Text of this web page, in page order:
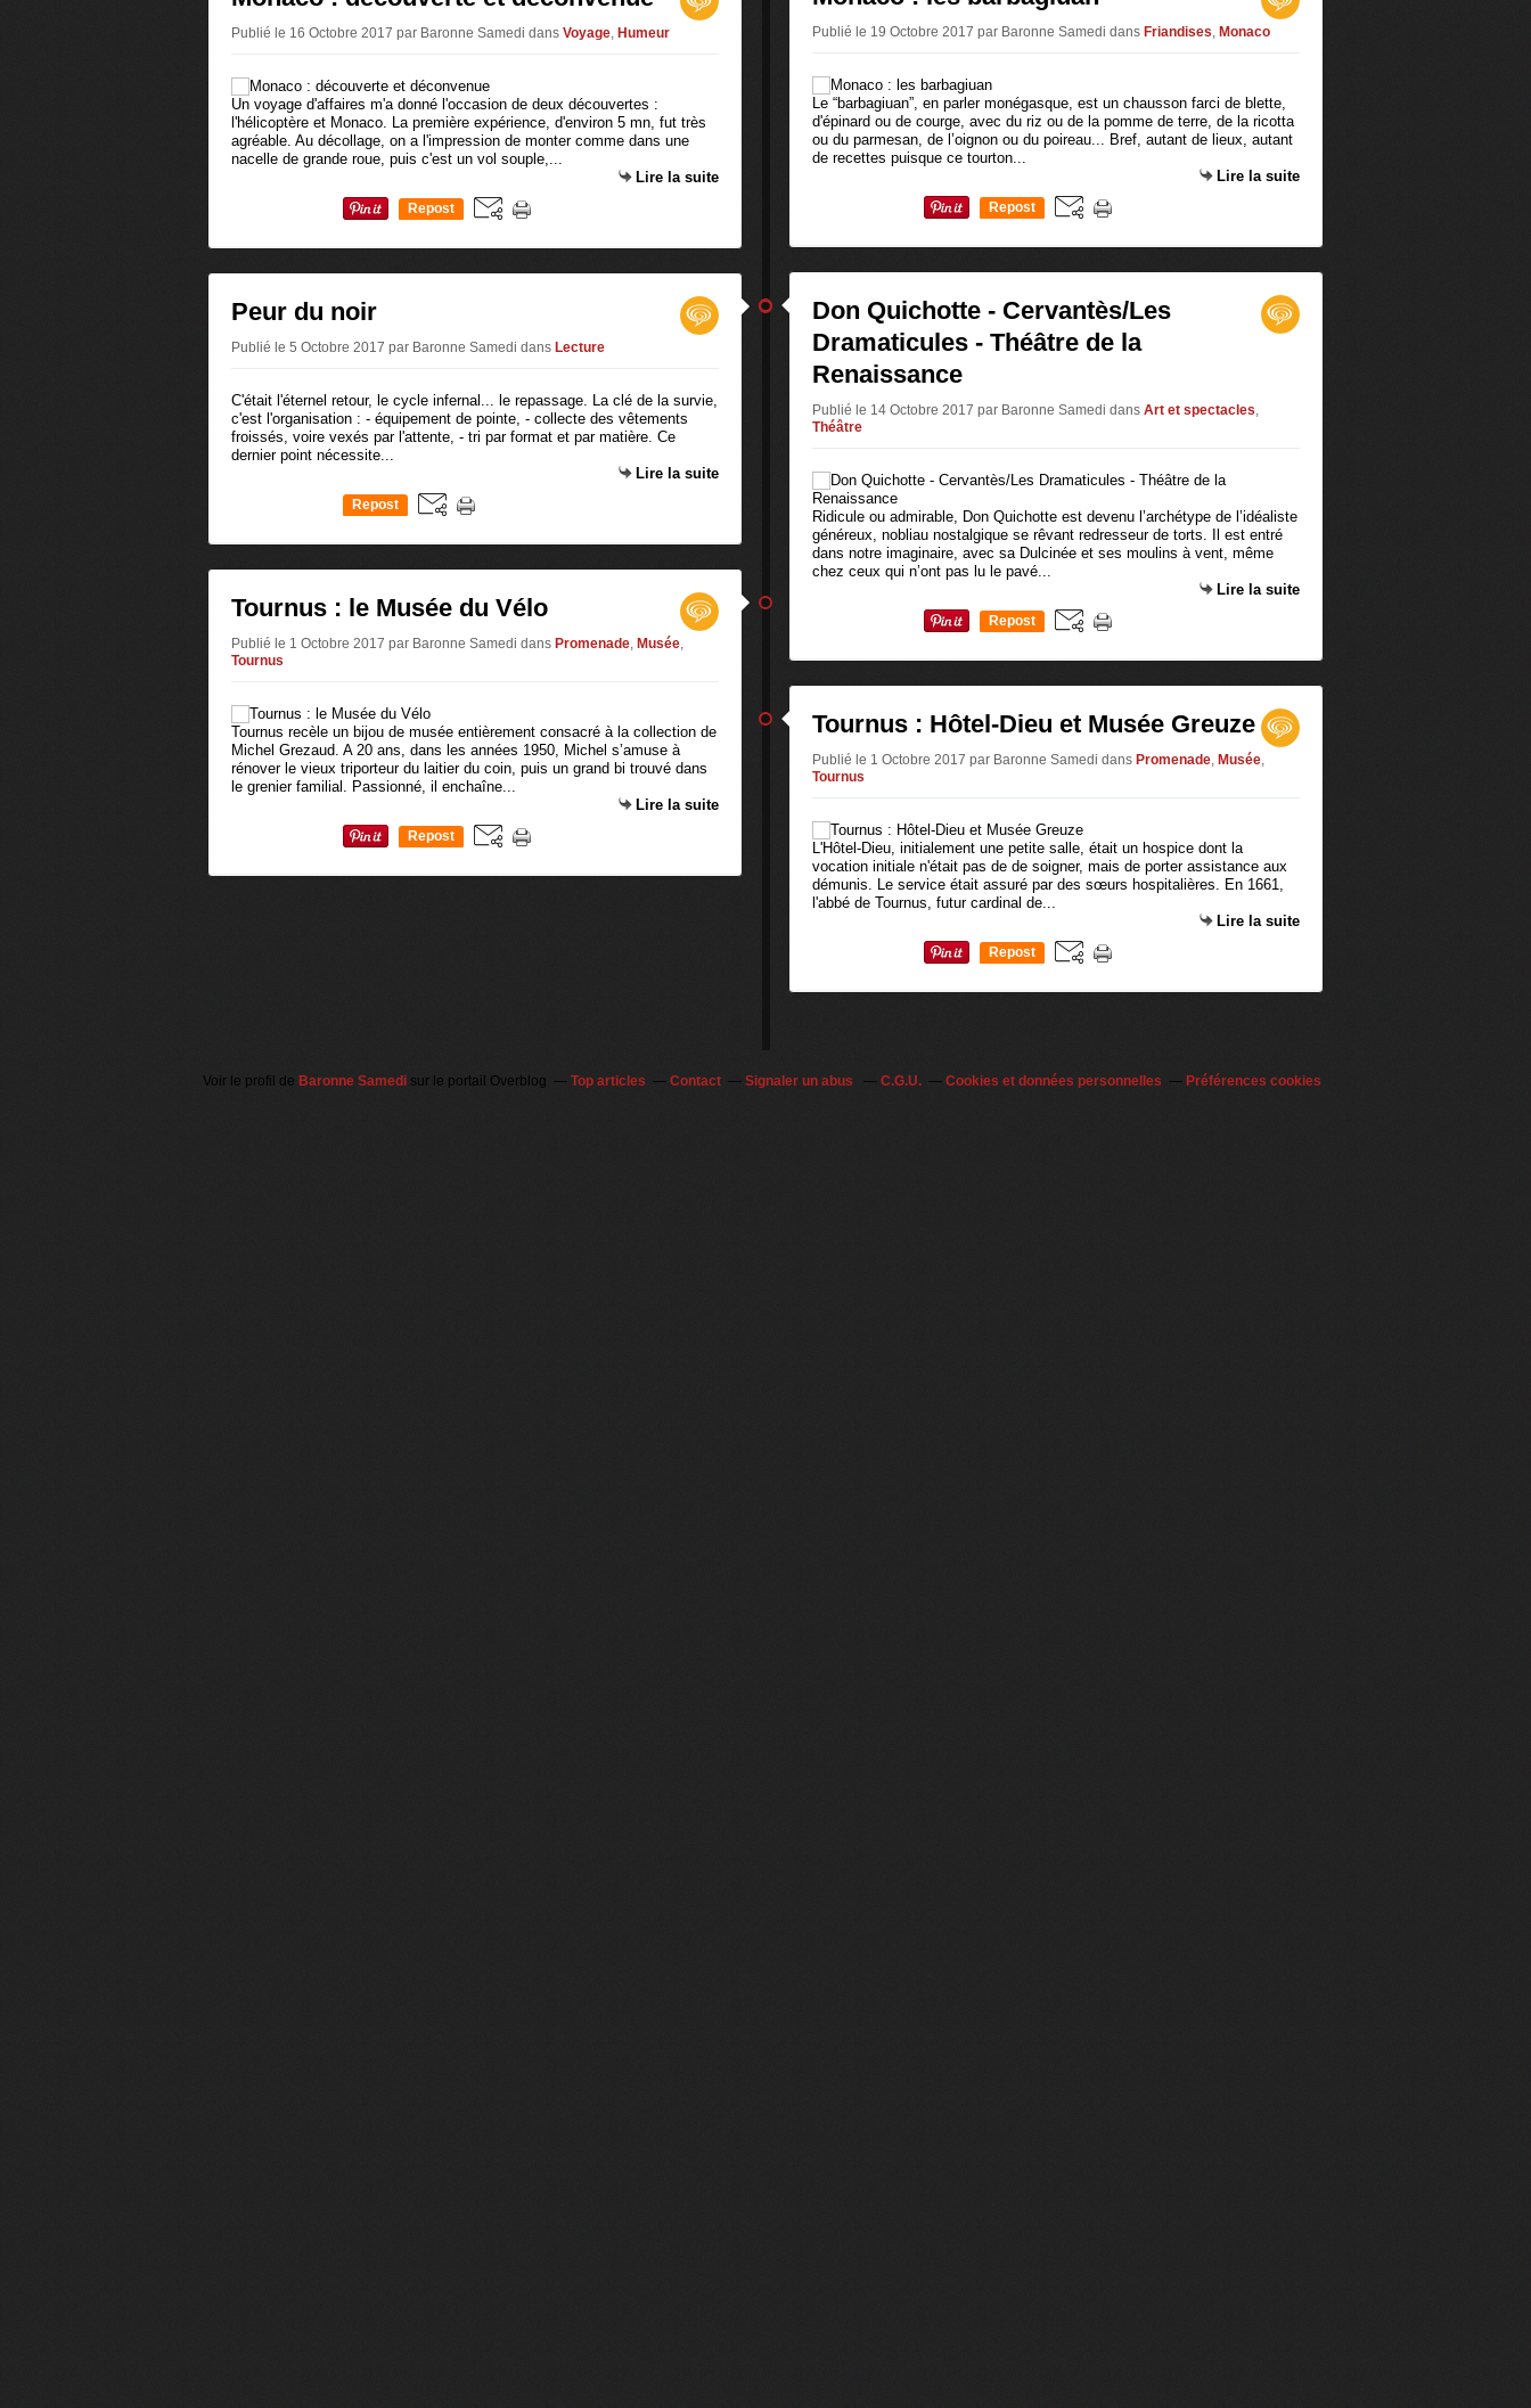
Publié le 16 Octobre 2017 par Baronne Samedi dans Voyage, Humeur
Un voyage d'affaires m'a donné l'occasion de deux découvertes :
l'hélicoptère et Monaco. La première expérience, d'environ 5 mn, fut très
agréable. Au décollage, on a l'impression de monter comme dans une
nacelle de grande roue, puis c'est un vol souple,...
Lire la suite
Repost
Peur du noir
Publié le 5 Octobre 2017 par Baronne Samedi dans Lecture
C'était l'éternel retour, le cycle infernal... le repassage. La clé de la survie,
c'est l'organisation : - équipement de pointe, - collecte des vêtements
froissés, voire vexés par l'attente, - tri par format et par matière. Ce
dernier point nécessite...
Lire la suite
Repost
Tournus : le Musée du Vélo
Publié le 1 Octobre 2017 par Baronne Samedi dans Promenade, Musée,
Tournus
Tournus recèle un bijou de musée entièrement consacré à la collection de
Michel Grezaud. A 20 ans, dans les années 1950, Michel s’amuse à
rénover le vieux triporteur du laitier du coin, puis un grand bi trouvé dans
le grenier familial. Passionné, il enchaîne...
Lire la suite
Repost
Publié le 19 Octobre 2017 par Baronne Samedi dans Friandises, Monaco
Le “barbagiuan”, en parler monégasque, est un chausson farci de blette,
d'épinard ou de courge, avec du riz ou de la pomme de terre, de la ricotta
ou du parmesan, de l’oignon ou du poireau... Bref, autant de lieux, autant
de recettes puisque ce tourton...
Lire la suite
Repost
Don Quichotte - Cervantès/Les
Dramaticules - Théâtre de la
Renaissance
Publié le 14 Octobre 2017 par Baronne Samedi dans Art et spectacles,
Théâtre
Ridicule ou admirable, Don Quichotte est devenu l’archétype de l’idéaliste
généreux, nobliau nostalgique se rêvant redresseur de torts. Il est entré
dans notre imaginaire, avec sa Dulcinée et ses moulins à vent, même
chez ceux qui n’ont pas lu le pavé...
Lire la suite
Repost
Tournus : Hôtel-Dieu et Musée Greuze
Publié le 1 Octobre 2017 par Baronne Samedi dans Promenade, Musée,
Tournus
L'Hôtel-Dieu, initialement une petite salle, était un hospice dont la
vocation initiale n'était pas de de soigner, mais de porter assistance aux
démunis. Le service était assuré par des sœurs hospitalières. En 1661,
l'abbé de Tournus, futur cardinal de...
Lire la suite
Repost
Voir le profil de Baronne Samedi sur le portail Overblog Top articles Contact Signaler un abus C.G.U. Cookies et données personnelles Préférences cookies